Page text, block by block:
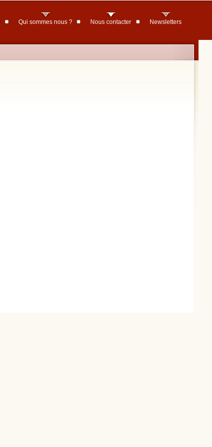
Qui sommes nous ? Nous contacter Newsletters